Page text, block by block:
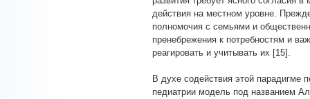
действия на местном уровне.
полномочия с семьями и
пренебрежения к потребностям и
реагировать и учитывать их [15].
В духе содействия этой парадигме
педиатрии модель под названием